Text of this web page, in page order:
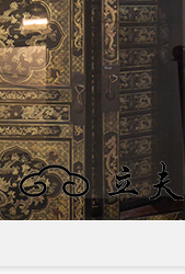
VR環景